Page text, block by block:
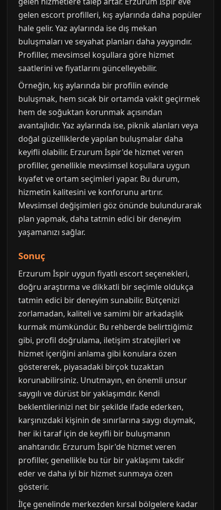
gelen escort profilleri, kış aylarında daha popüler
hale gelir. Yaz aylarında ise dış mekan
buluşmaları ve seyahat planları daha yaygındır.
Profiller, mevsimsel koşullara göre hizmet
saatlerini ve fiyatlarını güncelleyebilir.
Örneğin, kış aylarında bir profilin evinde
buluşmak, hem sıcak bir ortamda vakit geçirmek
hem de soğuktan korunmak açısından
avantajlıdır. Yaz aylarında ise, piknik alanları veya
doğal güzelliklerde yapılan buluşmalar daha
keyifli olabilir. Erzurum İspir'de hizmet veren
profiller, genellikle mevsimsel koşullara uygun
kıyafet ve ortam seçimleri yapar. Bu durum,
hizmetin kalitesini ve konforunu artırır.
Mevsimsel değişimleri göz önünde bulundurarak
plan yapmak, daha tatmin edici bir deneyim
yaşamanızı sağlar.
Sonuç
Erzurum İspir uygun fiyatlı escort seçenekleri,
doğru araştırma ve dikkatli bir seçimle oldukça
tatmin edici bir deneyim sunabilir. Bütçenizi
zorlamadan, kaliteli ve samimi bir arkadaşlık
kurmak mümkündür. Bu rehberde belirttiğimiz
gibi, profil doğrulama, iletişim stratejileri ve
hizmet içeriğini anlama gibi konulara özen
göstererek, piyasadaki birçok tuzaktan
korunabilirsiniz. Unutmayın, en önemli unsur
saygılı ve dürüst bir yaklaşımdır. Kendi
beklentilerinizi net bir şekilde ifade ederken,
karşınızdaki kişinin de sınırlarına saygı duymak,
her iki taraf için de keyifli bir buluşmanın
anahtarıdır. Erzurum İspir'de hizmet veren
profiller, genellikle bu tür bir yaklaşımı takdir
eder ve daha iyi bir hizmet sunmaya özen
gösterir.
İlçe genelinde merkezden kırsal bölgelere kadar